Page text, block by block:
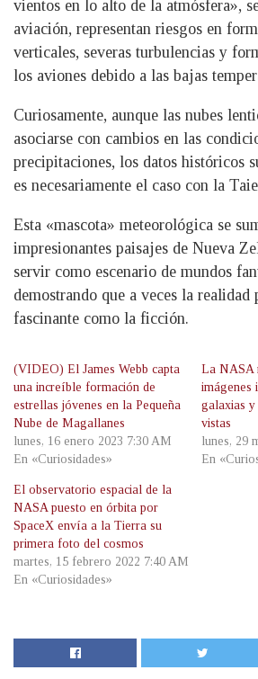
vientos en lo alto de la atmósfera»,
aviación, representan riesgos en
verticales, severas turbulencias y
los aviones debido a las bajas
Curiosamente, aunque las nubes
asociarse con cambios en las
precipitaciones, los datos históricos
es necesariamente el caso con la
Esta «mascota» meteorológica se
impresionantes paisajes de Nueva
servir como escenario de mundos
demostrando que a veces la realidad
fascinante como la ficción.
(VIDEO) El James Webb capta
una increíble formación de
estrellas jóvenes en la Pequeña
Nube de Magallanes
lunes, 16 enero 2023 7:30 AM
En «Curiosidades»
La NASA
imágenes
galaxias y
vistas
lunes, 29
En
El observatorio espacial de la
NASA puesto en órbita por
SpaceX envía a la Tierra su
primera foto del cosmos
martes, 15 febrero 2022 7:40 AM
En «Curiosidades»